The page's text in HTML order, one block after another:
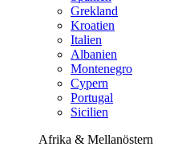
Grekland
Kroatien
Italien
Albanien
Montenegro
Cypern
Portugal
Sicilien
Afrika & Mellanöstern